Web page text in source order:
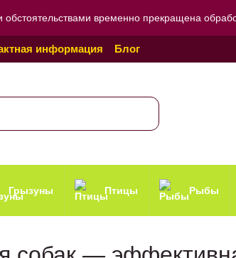
временно прекращена
информация
Блог
конфиденциальности
Грызуны Птицы Рыбы